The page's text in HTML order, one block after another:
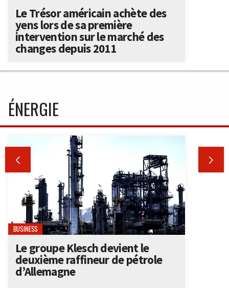
Le Trésor américain achète des
yens lors de sa première
intervention sur le marché des
changes depuis 2011
ÉNERGIE
 
BUSINESS
Le groupe Klesch devient le
deuxième raffineur de pétrole
d’Allemagne